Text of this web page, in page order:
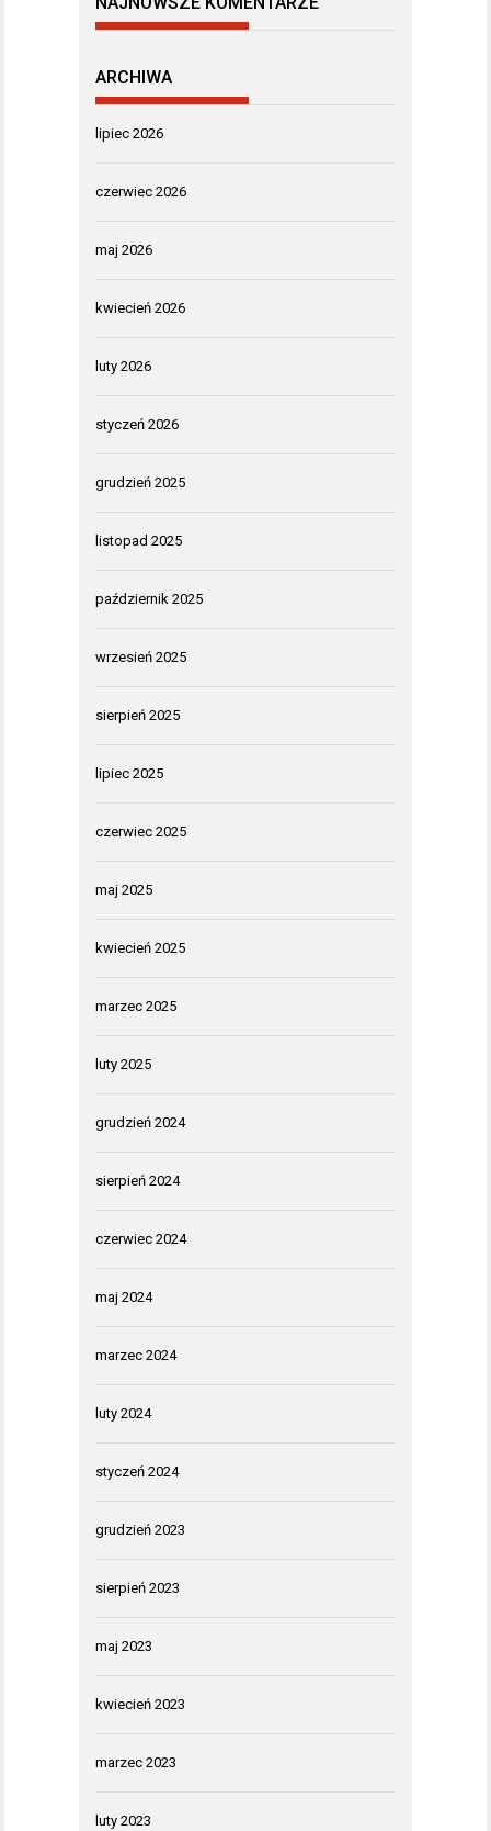
ARCHIWA
lipiec 2026
czerwiec 2026
maj 2026
kwiecień 2026
luty 2026
styczeń 2026
grudzień 2025
listopad 2025
październik 2025
wrzesień 2025
sierpień 2025
lipiec 2025
czerwiec 2025
maj 2025
kwiecień 2025
marzec 2025
luty 2025
grudzień 2024
sierpień 2024
czerwiec 2024
maj 2024
marzec 2024
luty 2024
styczeń 2024
grudzień 2023
sierpień 2023
maj 2023
kwiecień 2023
marzec 2023
luty 2023